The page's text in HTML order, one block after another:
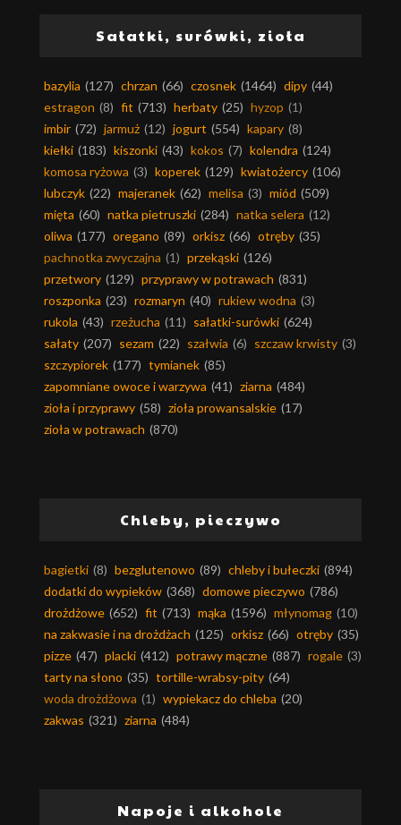
Sałatki, surówki, zioła
bazylia (127) chrzan (66) czosnek (1464) dipy (44)
estragon (8) fit (713) herbaty (25) hyzop (1)
imbir (72) jarmuż (12) jogurt (554) kapary (8)
kiełki (183) kiszonki (43) kokos (7) kolendra (124)
komosa ryżowa (3) koperek (129) kwiatożercy (106)
lubczyk (22) majeranek (62) melisa (3) miód (509)
mięta (60) natka pietruszki (284) natka selera (12)
oliwa (177) oregano (89) orkisz (66) otręby (35)
pachnotka zwyczajna (1) przekąski (126)
przetwory (129) przyprawy w potrawach (831)
roszponka (23) rozmaryn (40) rukiew wodna (3)
rukola (43) rzeżucha (11) sałatki-surówki (624)
sałaty (207) sezam (22) szałwia (6) szczaw krwisty (3)
szczypiorek (177) tymianek (85)
zapomniane owoce i warzywa (41) ziarna (484)
zioła i przyprawy (58) zioła prowansalskie (17)
zioła w potrawach (870)
Chleby, pieczywo
bagietki (8) bezglutenowo (89) chleby i bułeczki (894)
dodatki do wypieków (368) domowe pieczywo (786)
drożdżowe (652) fit (713) mąka (1596) młynomag (10)
na zakwasie i na drożdżach (125) orkisz (66) otręby (35)
pizze (47) placki (412) potrawy mączne (887) rogale (3)
tarty na słono (35) tortille-wrabsy-pity (64)
woda drożdżowa (1) wypiekacz do chleba (20)
zakwas (321) ziarna (484)
Napoje i alkohole